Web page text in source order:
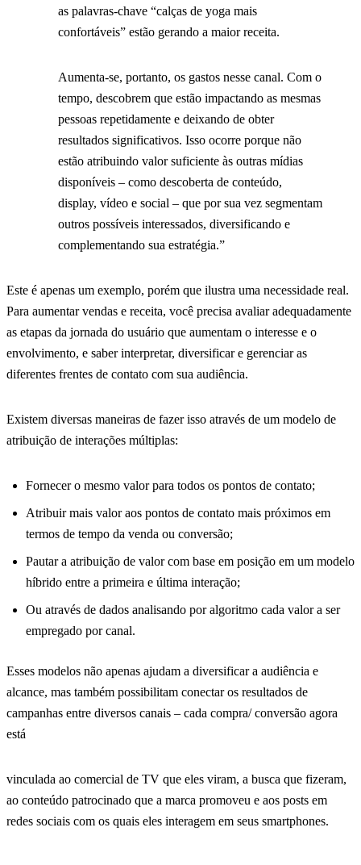
as palavras-chave “calças de yoga mais
confortáveis” estão gerando a maior receita.
Aumenta-se, portanto, os gastos nesse canal. Com o
tempo, descobrem que estão impactando as mesmas
pessoas repetidamente e deixando de obter
resultados significativos. Isso ocorre porque não
estão atribuindo valor suficiente às outras mídias
disponíveis – como descoberta de conteúdo,
display, vídeo e social – que por sua vez segmentam
outros possíveis interessados, diversificando e
complementando sua estratégia.”
Este é apenas um exemplo, porém que ilustra uma necessidade real.
Para aumentar vendas e receita, você precisa avaliar adequadamente
as etapas da jornada do usuário que aumentam o interesse e o
envolvimento, e saber interpretar, diversificar e gerenciar as
diferentes frentes de contato com sua audiência.
Existem diversas maneiras de fazer isso através de um modelo de
atribuição de interações múltiplas:
Fornecer o mesmo valor para todos os pontos de contato;
Atribuir mais valor aos pontos de contato mais próximos em
termos de tempo da venda ou conversão;
Pautar a atribuição de valor com base em posição em um modelo
híbrido entre a primeira e última interação;
Ou através de dados analisando por algoritmo cada valor a ser
empregado por canal.
Esses modelos não apenas ajudam a diversificar a audiência e
alcance, mas também possibilitam conectar os resultados de
campanhas entre diversos canais – cada compra/ conversão agora
está
vinculada ao comercial de TV que eles viram, a busca que fizeram,
ao conteúdo patrocinado que a marca promoveu e aos posts em
redes sociais com os quais eles interagem em seus smartphones.